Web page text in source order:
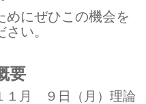
めにぜひこの機会を
い。
要
９日（月）理論